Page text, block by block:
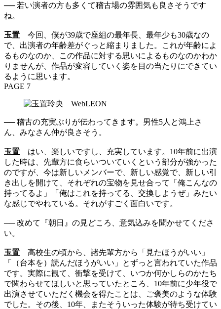
── 若い演者の方も多くて稽古場の雰囲気も良さそうです
ね。
玉置 今回、僕が39歳で座組の最年長、最年少も30歳なの
で、出演者の年齢差がぐっと縮まりました。これが年齢によ
るものなのか、この作品に対する思いによるものなのかわか
りませんが、作品が変容していく姿を目の当たりにできてい
るように思います。
PAGE 7
── 稽古の充実ぶりが伝わってきます。男性5人と鴻上さ
ん、みなさん仲が良さそう。
玉置 はい、楽しいですし、充実しています。10年前に出演
した時は、先輩方に食らいついていくという部分が強かった
のですが、今は新しいメンバーで、新しい感覚で、新しい引
き出しを開けて、それぞれの宝物を見せ合って「俺こんなの
持ってるよ」「俺はこれを持ってる、交換しようぜ」みたい
な感じでやれている。それがすごく面白いです。
── 改めて『朝日』の見どころ、意気込みを聞かせてくださ
い。
玉置 高校生の頃から、諸先輩方から「見たほうがいい」
「（台本を）読んだほうがいい」とずっと言われていた作品
です。実際に観て、衝撃を受けて、いつか何かしらのかたち
で関わらせてほしいと思っていたところ、10年前に少年役で
出演させていただく機会を得たことは、ご褒美のような体験
でした。その後、10年、またそういった体験が待ち受けてい